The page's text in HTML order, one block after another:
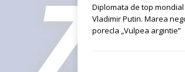
Diplomata de top
Vladimir Putin. Marea
porecla „Vulpea argintie”